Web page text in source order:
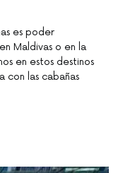
es poder
Maldivas o en la
en estos destinos
con las cabañas